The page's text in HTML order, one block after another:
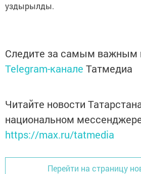
уздырылды.
Следите за самым важным
Telegram-канале Татмедиа
Читайте новости
национальном
https://max.ru/tatmedia
Перейти на страницу